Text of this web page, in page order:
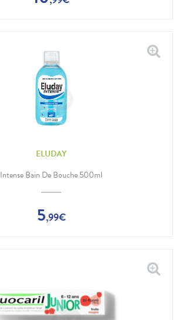
ELUDAY
Intense Bain De Bouche 500ml
5,99€